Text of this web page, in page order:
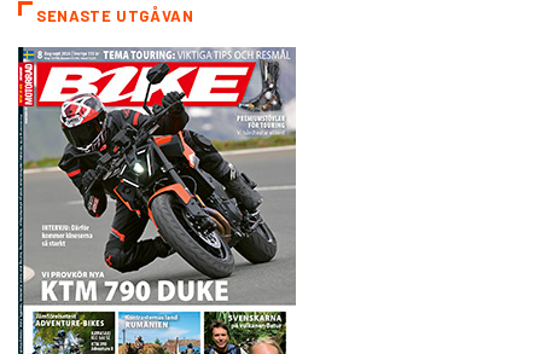
SENASTE UTGÅVAN